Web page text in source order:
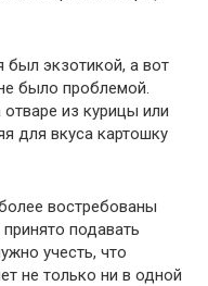
экзотикой, а вот
было проблемой.
из курицы или
для вкуса картошку
востребованы
подавать
учесть, что
не только ни в одной